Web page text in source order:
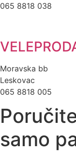
065 8818 038
Moravska bb
Leskovac
065 8818 005
samo